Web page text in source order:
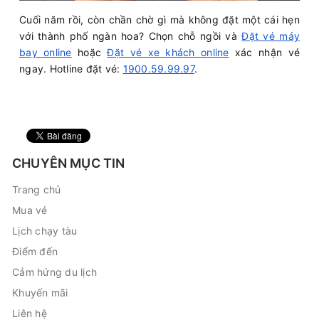
Cuối năm rồi, còn chần chờ gì mà không đặt một cái hẹn
với thành phố ngàn hoa? Chọn chỗ ngồi vàĐặt vé máy
bay online hoặcĐặt vé xe khách online xác nhận vé
ngay. Hotline đặt vé: 1900.59.99.97.
CHUYÊN MỤC TIN
Trang chủ
Mua vé
Lịch chạy tàu
Điểm đến
Cảm hứng du lịch
Khuyến mãi
Liên hệ